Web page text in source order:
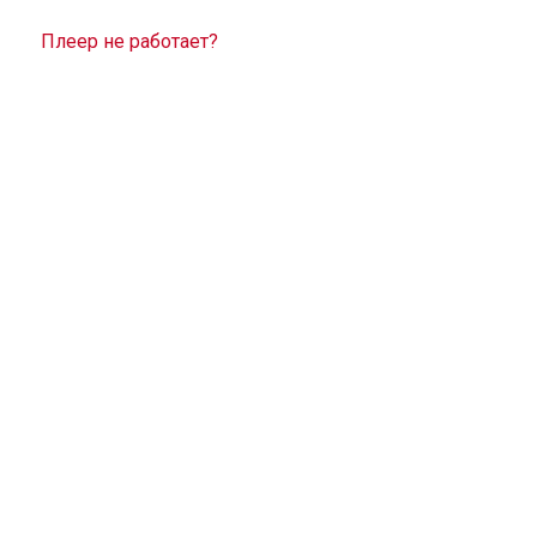
Плеер не работает?